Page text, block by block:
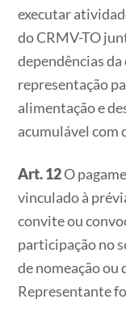
executar
do CRMV-TO
dependências
representação
alimentação e
acumulável com
Art. 12O
vinculado à
convite ou
participação no
de nomeação ou
Representante